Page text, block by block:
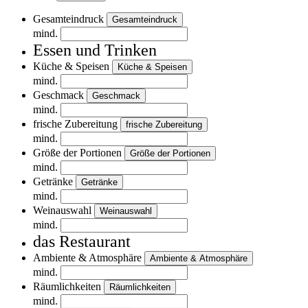
Gesamteindruck Gesamteindruck
mind.
Essen und Trinken
Küche & Speisen Küche & Speisen
mind.
Geschmack
Geschmack
mind.
frische Zubereitung
frische Zubereitung
mind.
Größe der Portionen
Größe der Portionen
mind.
Getränke
Getränke
mind.
Weinauswahl
Weinauswahl
mind.
das Restaurant
Ambiente & Atmosphäre Ambiente & Atmosphäre
mind.
Räumlichkeiten
Räumlichkeiten
mind.